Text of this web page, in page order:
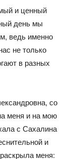
и ценный
день мы
ведь именно
не только
в разных
со
меня и на мою
с Сахалина
и
меня: